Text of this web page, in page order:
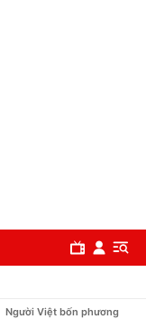
Người Việt bốn phương